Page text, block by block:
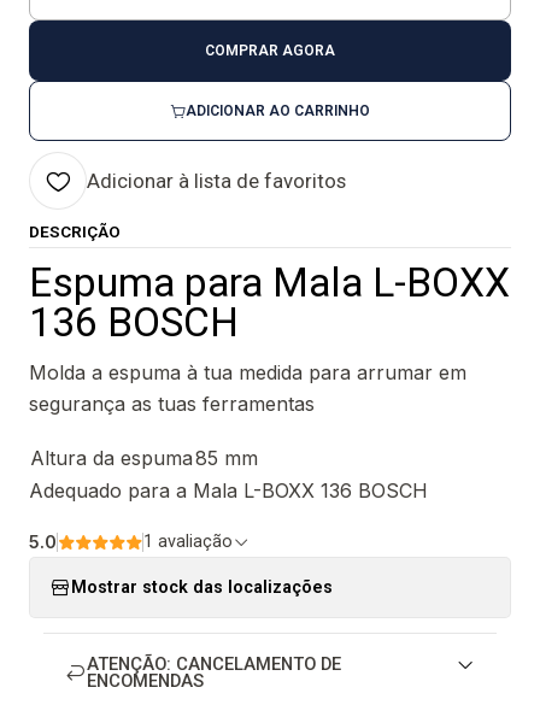
ADICIONAR AO CARRINHO
COMPRAR AGORA
Adicionar à lista de favoritos
DESCRIÇÃO
Espuma para Mala L-BOXX
136 BOSCH
Molda a espuma à tua medida para arrumar em
segurança as tuas ferramentas
Altura da espuma85 mm
Adequado para a Mala L-BOXX 136 BOSCH
5.0 1 avaliação
Mostrar stock das localizações
ATENÇÃO: CANCELAMENTO DE
ENCOMENDAS